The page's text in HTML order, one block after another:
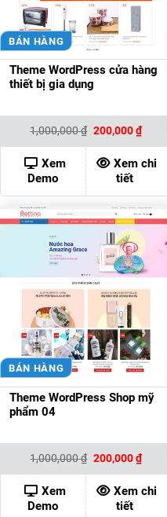
BÁN HÀNG
Theme WordPress cửa hàng
thiết bị gia dụng
1,000,000₫ Giá
là:
1,000,000 ₫.
200,000₫Giá
hiện
tại
là:
Xem
Demo
Xem chi
tiết
BÁN HÀNG
Theme WordPress Shop mỹ
phẩm 04
1,000,000₫ Giá
là:
1,000,000 ₫.
200,000₫Giá
hiện
tại
là:
Xem
Demo
Xem chi
tiết